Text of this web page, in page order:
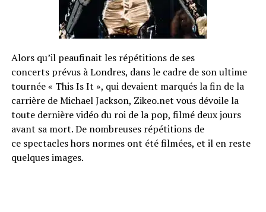
Alors qu’il peaufinait les répétitions de ses
concerts prévus à Londres, dans le cadre de son ultime
tournée « This Is It », qui devaient marqués la fin de la
carrière de Michael Jackson, Zikeo.net vous dévoile la
toute dernière vidéo du roi de la pop, filmé deux jours
avant sa mort. De nombreuses répétitions de
ce spectacles hors normes ont été filmées, et il en reste
quelques images.